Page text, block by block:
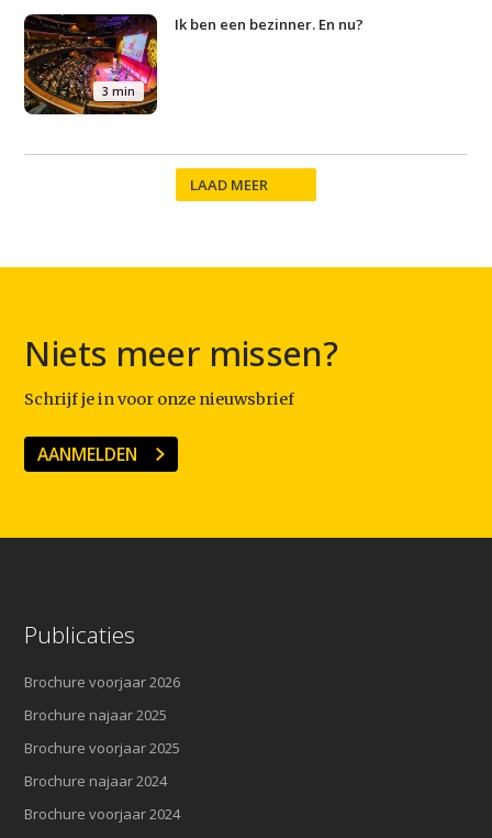
3 min
Ik ben een bezinner. En nu?
LAAD MEER
Niets meer missen?
Schrijf je in voor onze nieuwsbrief
AANMELDEN
Publicaties
Brochure voorjaar 2026
Brochure najaar 2025
Brochure voorjaar 2025
Brochure najaar 2024
Brochure voorjaar 2024